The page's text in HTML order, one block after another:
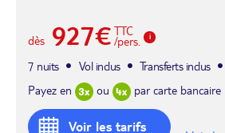
dès 927€ TTC
/pers.
7 nuits
Vol inclus Transferts inclus
Payez en
ou par carte bancaire
Voir les tarifs